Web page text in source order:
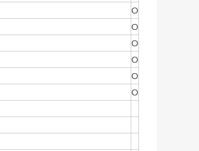
O
O
O
O
O
O